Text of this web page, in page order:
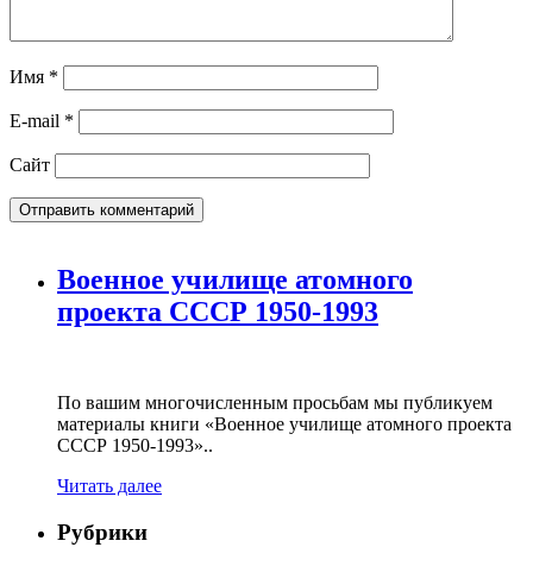
Имя *
E-mail *
Сайт
Военное училище атомного
проекта СССР 1950-1993
По вашим многочисленным просьбам мы публикуем
материалы книги «Военное училище атомного проекта
СССР 1950-1993»..
Читать далее
Рубрики